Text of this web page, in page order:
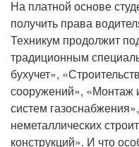
На платной основе
получить права
Техникум продолжит
традиционным
бухучет»,
сооружений», «Монтаж
систем
неметаллических
конструкций». И что